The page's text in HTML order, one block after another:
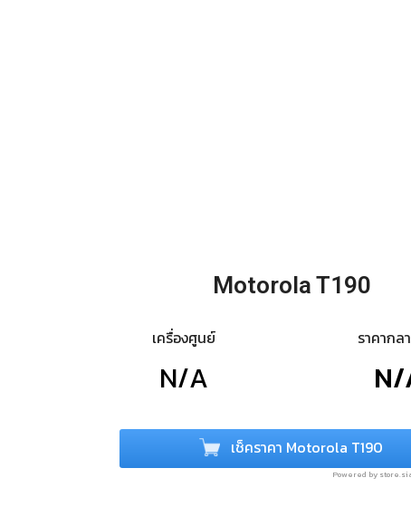
Motorola T190
เครื่องศูนย์
N/A
ราคากล
เช็คราคา Motorola T190
Powered by